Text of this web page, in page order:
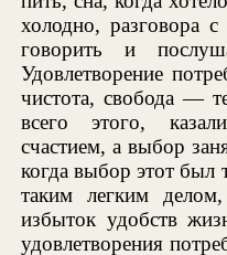
холодно, разговора с
говорить и
Удовлетворение
чистота, свобода —
всего этого,
счастием, а выбор
когда выбор этот был
таким легким
избыток удобств
удовлетворения